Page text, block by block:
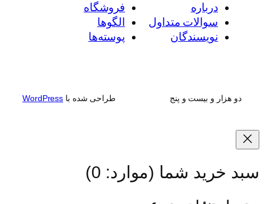
درباره
سوالات متداول
نویسندگان
فروشگاه
الگوها
پوسته‌ها
دو هزار و بیست و پنج طراحی شده با WordPress
سبد خرید شما (موارد: 0)